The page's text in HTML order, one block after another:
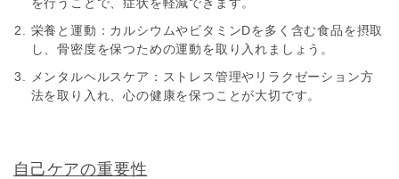
栄養と運動 ：カルシウムやビタミンDを多く含む食品を摂取
し、骨密度を保つための運動を取り入れましょう。
メンタルヘルスケア ：ストレス管理やリラクゼーション方
法を取り入れ、心の健康を保つことが大切です。
自己ケアの重要性